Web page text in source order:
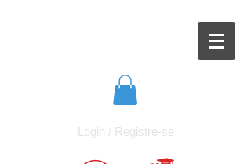
Login / Registre-se